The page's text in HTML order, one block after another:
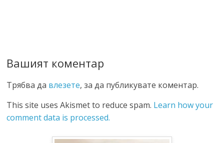
Вашият коментар
Трябва да влезете, за да публикувате коментар.
This site uses Akismet to reduce spam. Learn how your
comment data is processed.